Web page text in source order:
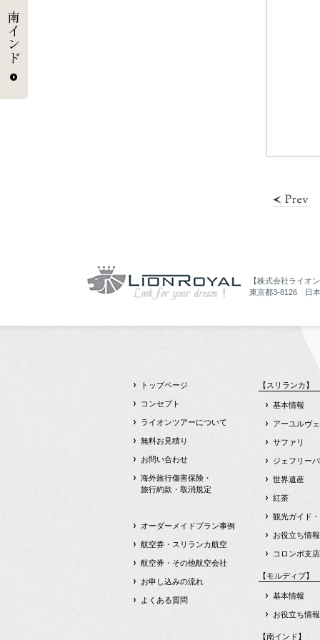
【株式会社ライオ
東京都3-8126 日本
トップページ
コンセプト
ライオンツアーについて
無料お見積り
お問い合わせ
海外旅行傷害保険・
旅行約款・取消規定
オーダーメイドプラン事例
航空券・スリランカ航空
航空券・その他航空会社
お申し込みの流れ
よくある質問
【スリランカ】
基本情報
アーユルヴ
サファリ
ジェフリー
世界遺産
紅茶
観光ガイド
お役立ち情報
コロンボ支
【モルディブ】
基本情報
お役立ち情報
【南インド】